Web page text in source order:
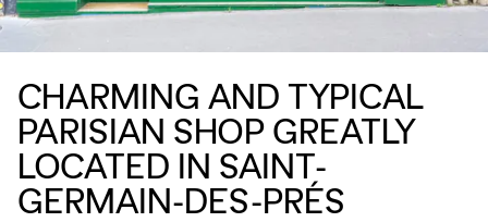
CHARMING AND TYPICAL
PARISIAN SHOP GREATLY
LOCATED IN SAINT-
GERMAIN-DES-PRÉS